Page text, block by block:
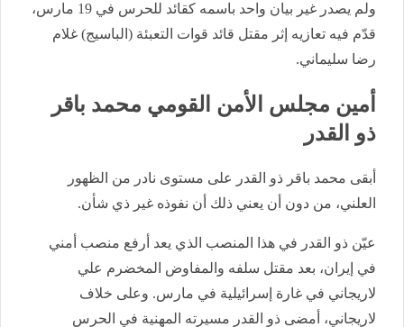
ولم يصدر غير بيان واحد باسمه كقائد للحرس في 19 مارس،
قدّم فيه تعازيه إثر مقتل قائد قوات التعبئة (الباسيج) غلام
رضا سليماني.
أمين مجلس الأمن القومي محمد باقر
ذو القدر
أبقى محمد باقر ذو القدر على مستوى نادر من الظهور
العلني، من دون أن يعني ذلك أن نفوذه غير ذي شأن.
عيّن ذو القدر في هذا المنصب الذي يعد أرفع منصب أمني
في إيران، بعد مقتل سلفه والمفاوض المخضرم علي
لاريجاني في غارة إسرائيلية في مارس. وعلى خلاف
لاريجاني، أمضى ذو القدر مسيرته المهنية في الحرس